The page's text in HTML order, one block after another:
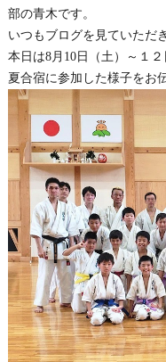
部の青木です。
いつもブログを見ていただ
本日は8月10日（土）～１
夏合宿に参加した様子をお